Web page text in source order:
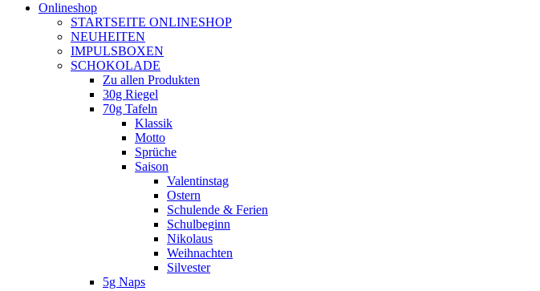
opensOnlineshop
STARTSEITE ONLINESHOP
NEUHEITEN
IMPULSBOXEN
SCHOKOLADE
Zu allen Produkten
30g Riegel
70g Tafeln
Klassik
Motto
Sprüche
Saison
Valentinstag
Ostern
Schulende & Ferien
Schulbeginn
Nikolaus
Weihnachten
Silvester
5g Naps